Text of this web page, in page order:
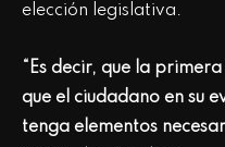
elección legislativa.
“Es decir, que la
que el ciudadano en su
tenga elementos